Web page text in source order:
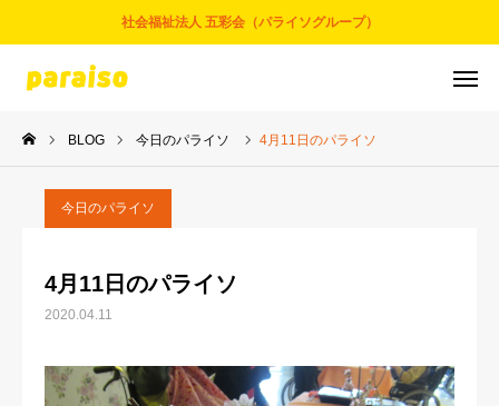
社会福祉法人 五彩会（パライソグループ）
BLOG 今日のパライソ 4月11日のパライソ
今日のパライソ
4月11日のパライソ
2020.04.11
お問合せ サービスについて
アクセス
事業とサービス
お知らせ